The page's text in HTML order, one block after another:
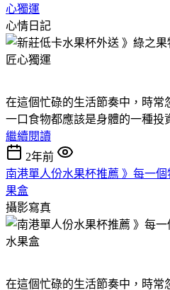
心獨運
心情日記
在這個忙碌的生活節奏中，時常
一口食物都應該是身體的一種投
繼續閱讀
2年前
南港單人份水果杯推薦 》每一
果盒
攝影寫真
在這個忙碌的生活節奏中，時常